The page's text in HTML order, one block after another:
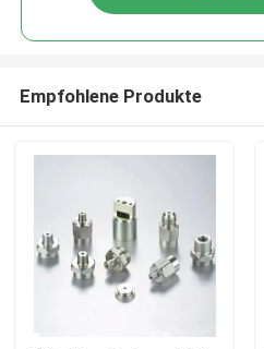
Empfohlene Produkte